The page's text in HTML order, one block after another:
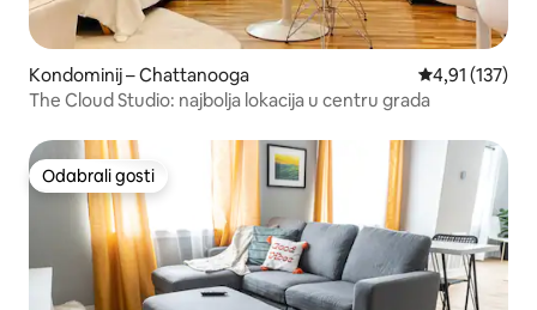
Kondominij – Chattanooga Prosječna
4,91 (137)
The Cloud Studio: najbolja lokacija u centru grada
Odabrali gosti
Odabrali gosti